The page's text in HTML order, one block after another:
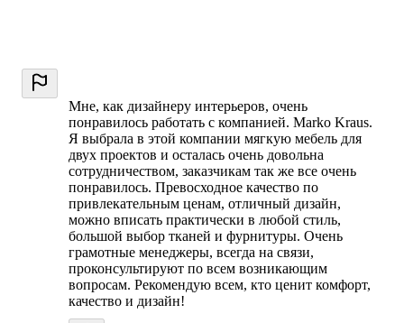
Мне, как дизайнеру интерьеров, очень
понравилось работать с компанией. Marko Kraus.
Я выбрала в этой компании мягкую мебель для
двух проектов и осталась очень довольна
сотрудничеством, заказчикам так же все очень
понравилось. Превосходное качество по
привлекательным ценам, отличный дизайн,
можно вписать практически в любой стиль,
большой выбор тканей и фурнитуры. Очень
грамотные менеджеры, всегда на связи,
проконсультируют по всем возникающим
вопросам. Рекомендую всем, кто ценит комфорт,
качество и дизайн!